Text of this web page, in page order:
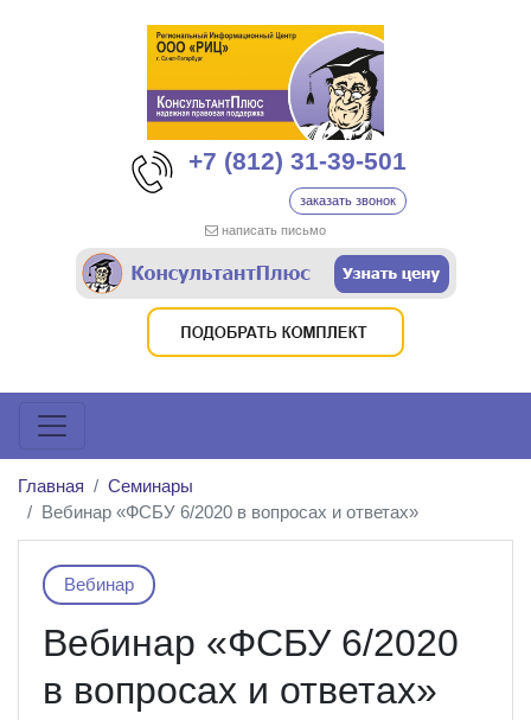
+7 (812) 31-39-501
заказать звонок
написать письмо
Главная
Семинары
Вебинар «ФСБУ 6/2020 в вопросах и ответах»
Вебинар
Вебинар «ФСБУ 6/2020
в вопросах и ответах»